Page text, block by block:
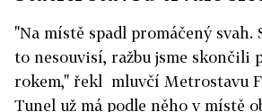
"Na místě spadl promáčený svah.
to nesouvisí, ražbu jsme skončili
rokem," řekl mluvčí Metrostavu
Tunel už má podle něho v místě